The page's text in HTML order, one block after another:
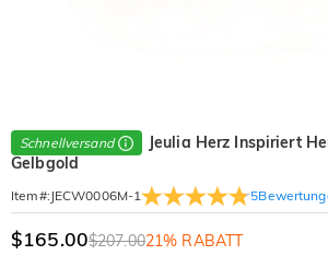
Schnellversand
Jeulia Herz Inspiriert
Gelbgold
Item#: JECW0006M-1 5
$165.00$207.0021% RABATT